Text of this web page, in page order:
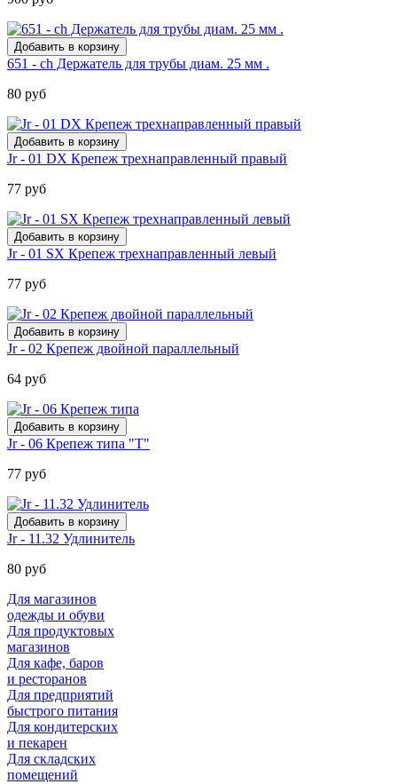
651 - ch Держатель для трубы диам. 25 мм .
80 руб
Jr - 01 DX Крепеж трехнаправленный правый
77 руб
Jr - 01 SX Крепеж трехнаправленный левый
77 руб
Jr - 02 Крепеж двойной параллельный
64 руб
Jr - 06 Крепеж типа "Т"
77 руб
Jr - 11.32 Удлинитель
80 руб
Для магазинов
одежды и обуви
Для продуктовых
магазинов
Для кафе, баров
и ресторанов
Для предприятий
быстрого питания
Для кондитерских
и пекарен
Для складских
помещений